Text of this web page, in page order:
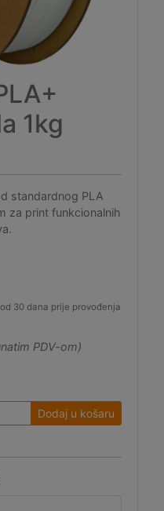
1kg
standardnog PLA
za print funkcionalnih
30 dana prije provođenja
PDV-om)
Dodaj u košaru